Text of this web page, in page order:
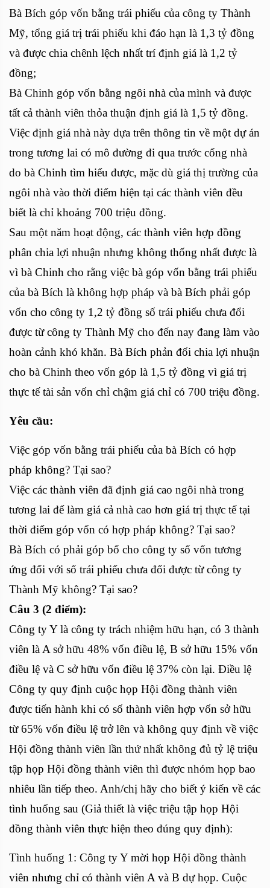
Bà Bích góp vốn bằng trái phiếu của công ty Thành
Mỹ, tổng giá trị trái phiếu khi đáo hạn là 1,3 tỷ đồng
và được chia chênh lệch nhất trí định giá là 1,2 tỷ
đồng;
Bà Chinh góp vốn bằng ngôi nhà của mình và được
tất cả thành viên thỏa thuận định giá là 1,5 tỷ đồng.
Việc định giá nhà này dựa trên thông tin về một dự án
trong tương lai có mô đường đi qua trước cổng nhà
do bà Chinh tìm hiểu được, mặc dù giá thị trường của
ngôi nhà vào thời điểm hiện tại các thành viên đều
biết là chỉ khoảng 700 triệu đồng.
Sau một năm hoạt động, các thành viên hợp đồng
phân chia lợi nhuận nhưng không thống nhất được là
vì bà Chinh cho rằng việc bà góp vốn bằng trái phiếu
của bà Bích là không hợp pháp và bà Bích phải góp
vốn cho công ty 1,2 tỷ đồng số trái phiếu chưa đổi
được từ công ty Thành Mỹ cho đến nay đang làm vào
hoàn cảnh khó khăn. Bà Bích phản đối chia lợi nhuận
cho bà Chinh theo vốn góp là 1,5 tỷ đồng vì giá trị
thực tế tài sản vốn chỉ chậm giá chỉ có 700 triệu đồng.
Yêu cầu:
Việc góp vốn bằng trái phiếu của bà Bích có hợp
pháp không? Tại sao?
Việc các thành viên đã định giá cao ngôi nhà trong
tương lai để làm giá cả nhà cao hơn giá trị thực tế tại
thời điểm góp vốn có hợp pháp không? Tại sao?
Bà Bích có phải góp bổ cho công ty số vốn tương
ứng đối với số trái phiếu chưa đổi được từ công ty
Thành Mỹ không? Tại sao?
Câu 3 (2 điểm):
Công ty Y là công ty trách nhiệm hữu hạn, có 3 thành
viên là A sở hữu 48% vốn điều lệ, B sở hữu 15% vốn
điều lệ và C sở hữu vốn điều lệ 37% còn lại. Điều lệ
Công ty quy định cuộc họp Hội đồng thành viên
được tiến hành khi có số thành viên hợp vốn sở hữu
từ 65% vốn điều lệ trở lên và không quy định về việc
Hội đồng thành viên lần thứ nhất không đủ tỷ lệ triệu
tập họp Hội đồng thành viên thì được nhóm họp bao
nhiêu lần tiếp theo. Anh/chị hãy cho biết ý kiến về các
tình huống sau (Giả thiết là việc triệu tập họp Hội
đồng thành viên thực hiện theo đúng quy định):
Tình huống 1: Công ty Y mời họp Hội đồng thành
viên nhưng chỉ có thành viên A và B dự họp. Cuộc